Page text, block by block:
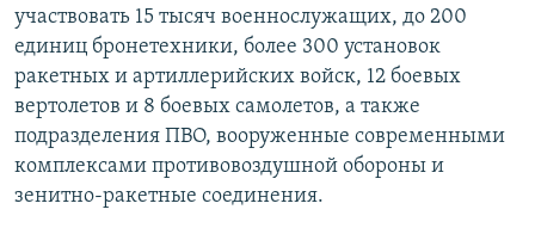
КУЛЬТУРА
СПОРТ
АРХИВ
Հայերեն
English
участвовать 15 тысяч военнослужащих, до 200
единиц бронетехники, более 300 установок
ракетных и артиллерийских войск, 12 боевых
вертолетов и 8 боевых самолетов, а также
подразделения ПВО, вооруженные современными
комплексами противовоздушной обороны и
зенитно-ракетные соединения.